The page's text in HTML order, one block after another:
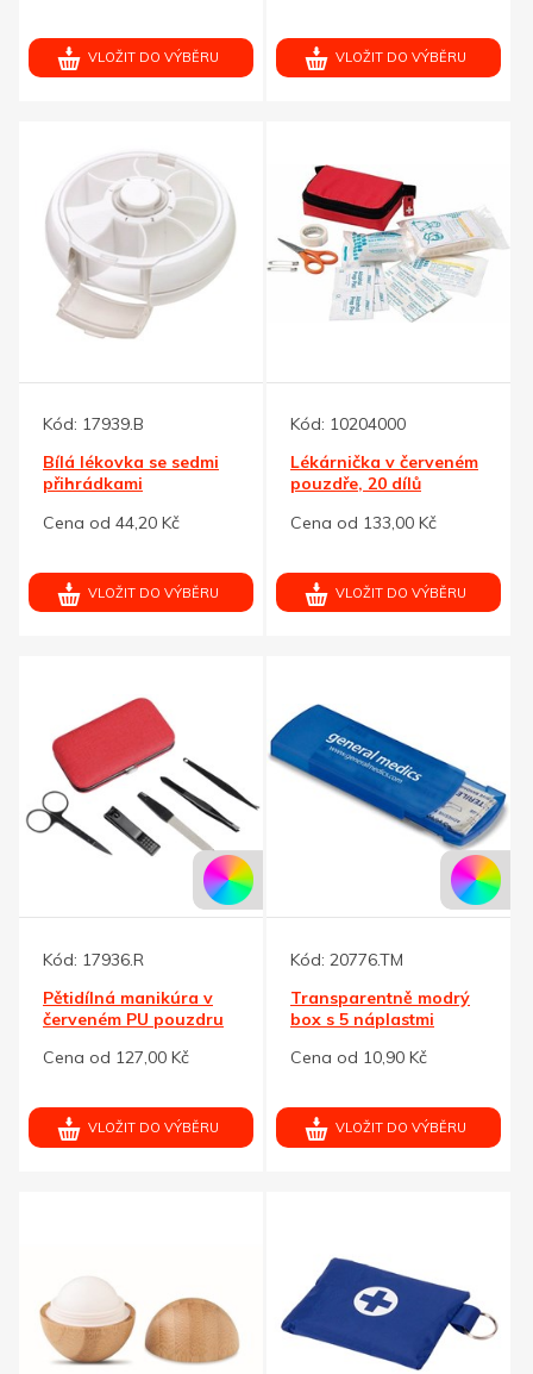
VLOŽIT DO VÝBĚRU VLOŽIT DO VÝBĚRU
Kód: 17939.B
Bílá lékovka se sedmi
přihrádkami
Cena od 44,20 Kč
VLOŽIT DO VÝBĚRU
Kód: 10204000
Lékárnička v červeném
pouzdře, 20 dílů
Cena od 133,00 Kč
VLOŽIT DO VÝBĚRU
Kód: 17936.R
Pětidílná manikúra v
červeném PU pouzdru
Cena od 127,00 Kč
VLOŽIT DO VÝBĚRU
Kód: 20776.TM
Transparentně modrý
box s 5 náplastmi
Cena od 10,90 Kč
VLOŽIT DO VÝBĚRU